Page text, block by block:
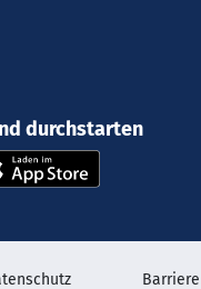
durchstarten